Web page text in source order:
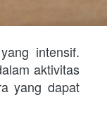
intensif.
aktivitas
yang dapat